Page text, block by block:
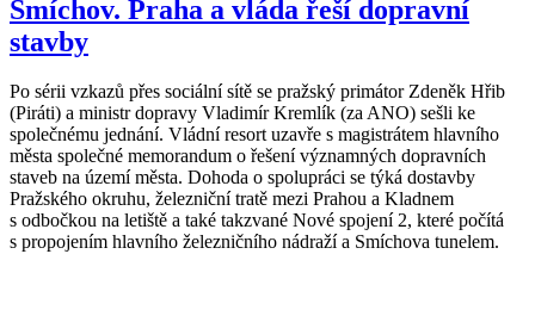
Smíchov. Praha a vláda řeší dopravní
stavby
Po sérii vzkazů přes sociální sítě se pražský primátor Zdeněk Hřib
(Piráti) a ministr dopravy Vladimír Kremlík (za ANO) sešli ke
společnému jednání. Vládní resort uzavře s magistrátem hlavního
města společné memorandum o řešení významných dopravních
staveb na území města. Dohoda o spolupráci se týká dostavby
Pražského okruhu, železniční tratě mezi Prahou a Kladnem
s odbočkou na letiště a také takzvané Nové spojení 2, které počítá
s propojením hlavního železničního nádraží a Smíchova tunelem.